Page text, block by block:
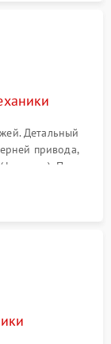
Детальный
привода,
Поиск